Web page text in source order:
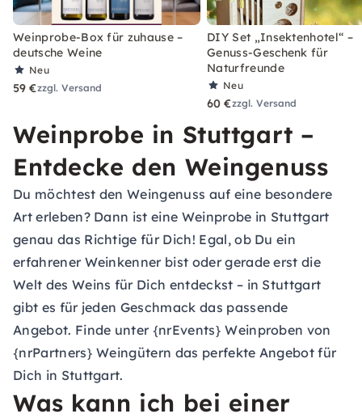
Weinprobe-Box für zuhause –
deutsche Weine
Neu
59 €zzgl. Versand
DIY Set „Insektenhotel“ –
Genuss-Geschenk für
Naturfreunde
Neu
60 €zzgl. Versand
Weinprobe in Stuttgart –
Entdecke den Weingenuss
Du möchtest den Weingenuss auf eine besondere
Art erleben? Dann ist eine Weinprobe in Stuttgart
genau das Richtige für Dich! Egal, ob Du ein
erfahrener Weinkenner bist oder gerade erst die
Welt des Weins für Dich entdeckst – in Stuttgart
gibt es für jeden Geschmack das passende
Angebot. Finde unter {nrEvents} Weinproben von
{nrPartners} Weingütern das perfekte Angebot für
Dich in Stuttgart.
Was kann ich bei einer